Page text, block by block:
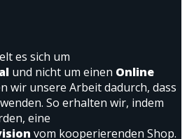
es sich um
und nicht um einen Online
wir unsere Arbeit dadurch, dass
So erhalten wir, indem
eine
vom kooperierenden Shop.